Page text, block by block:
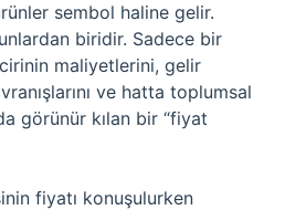
sembol haline gelir.
biridir. Sadece bir
maliyetlerini, gelir
ve hatta toplumsal
görünür kılan bir “fiyat
fiyatı konuşulurken